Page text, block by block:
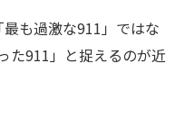
も過激な911」ではな
た911」と捉えるのが近